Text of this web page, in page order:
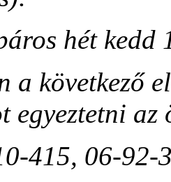
hét kedd
a következő
egyeztetni az
415, 06-92-